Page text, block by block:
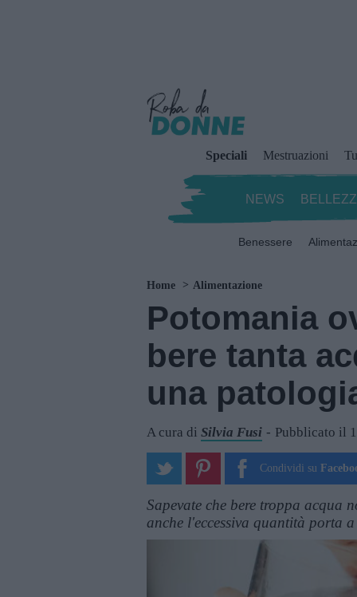
Speciali Mestruazioni
NEWS
Benessere
Home Alimentazione
Potomania
bere tanta
una
A cura di Silvia Fusi Pubblicato il
Condividi su
Sapevate che bere troppa acqua
anche l'eccessiva quantità porta